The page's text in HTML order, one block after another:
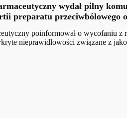
wydał pilny
preparatu przeciwbólowego
poinformował o wycofaniu
nieprawidłowości związane z